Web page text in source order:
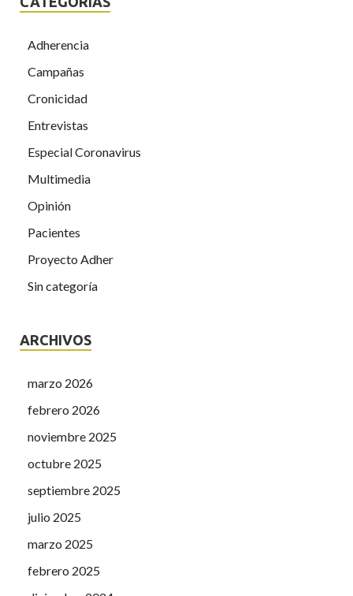
Adherencia
Campañas
Cronicidad
Entrevistas
Especial Coronavirus
Multimedia
Opinión
Pacientes
Proyecto Adher
Sin categoría
ARCHIVOS
marzo 2026
febrero 2026
noviembre 2025
octubre 2025
septiembre 2025
julio 2025
marzo 2025
febrero 2025